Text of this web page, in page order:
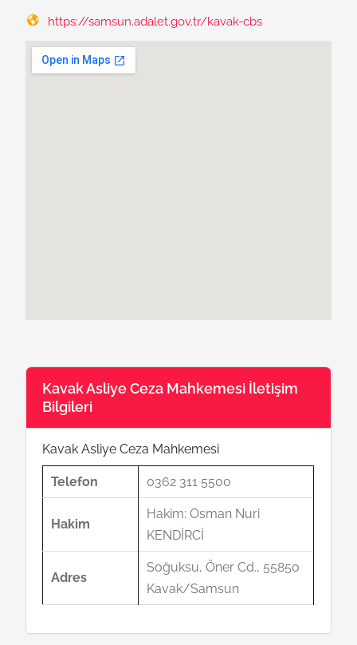
Kavak Asliye Ceza Mahkemesi İletişim
Bilgileri
Kavak Asliye Ceza Mahkemesi
Telefon 0362 311 5500
Hakim
Hakim: Osman Nuri
KENDİRCİ
Adres
Soğuksu, Öner Cd., 55850
Kavak/Samsun
https://samsun.adalet.gov.tr/kavak-cbs